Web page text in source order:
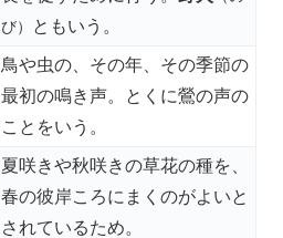
び）
ともいう。
鳥や虫の、その年、その季節の
最初の鳴き声。とくに鶯の声の
ことをいう。
夏咲きや秋咲きの草花の種を、
春の彼岸ころにまくのがよいと
されているため。